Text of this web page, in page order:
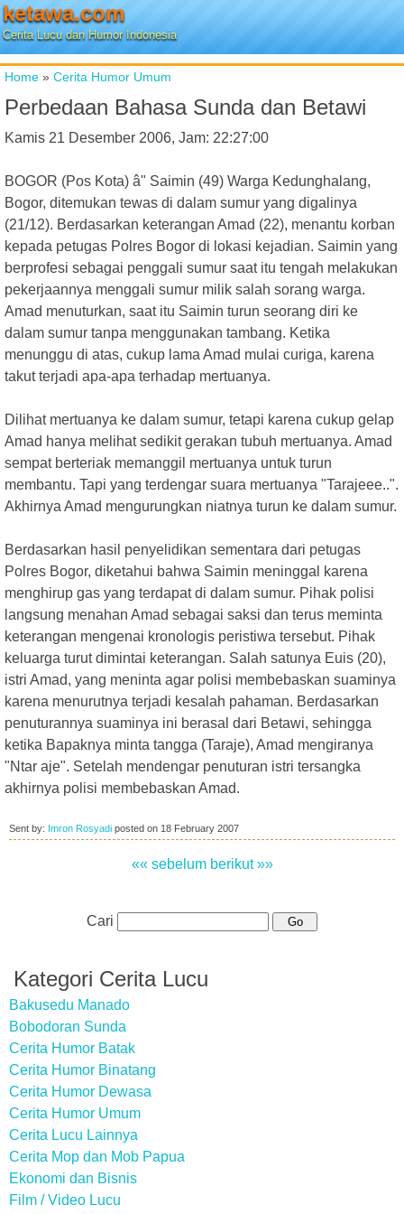
ketawa.com
Cerita Lucu dan Humor Indonesia
Home » Cerita Humor Umum
Perbedaan Bahasa Sunda dan Betawi
Kamis 21 Desember 2006, Jam: 22:27:00
BOGOR (Pos Kota) â" Saimin (49) Warga Kedunghalang,
Bogor, ditemukan tewas di dalam sumur yang digalinya
(21/12). Berdasarkan keterangan Amad (22), menantu korban
kepada petugas Polres Bogor di lokasi kejadian. Saimin yang
berprofesi sebagai penggali sumur saat itu tengah melakukan
pekerjaannya menggali sumur milik salah sorang warga.
Amad menuturkan, saat itu Saimin turun seorang diri ke
dalam sumur tanpa menggunakan tambang. Ketika
menunggu di atas, cukup lama Amad mulai curiga, karena
takut terjadi apa-apa terhadap mertuanya.
Dilihat mertuanya ke dalam sumur, tetapi karena cukup gelap
Amad hanya melihat sedikit gerakan tubuh mertuanya. Amad
sempat berteriak memanggil mertuanya untuk turun
membantu. Tapi yang terdengar suara mertuanya "Tarajeee..".
Akhirnya Amad mengurungkan niatnya turun ke dalam sumur.
Berdasarkan hasil penyelidikan sementara dari petugas
Polres Bogor, diketahui bahwa Saimin meninggal karena
menghirup gas yang terdapat di dalam sumur. Pihak polisi
langsung menahan Amad sebagai saksi dan terus meminta
keterangan mengenai kronologis peristiwa tersebut. Pihak
keluarga turut dimintai keterangan. Salah satunya Euis (20),
istri Amad, yang meninta agar polisi membebaskan suaminya
karena menurutnya terjadi kesalah pahaman. Berdasarkan
penuturannya suaminya ini berasal dari Betawi, sehingga
ketika Bapaknya minta tangga (Taraje), Amad mengiranya
"Ntar aje". Setelah mendengar penuturan istri tersangka
akhirnya polisi membebaskan Amad.
Sent by: Imron Rosyadi posted on 18 February 2007
«« sebelum berikut »»
Cari
Kategori Cerita Lucu
Bakusedu Manado
Bobodoran Sunda
Cerita Humor Batak
Cerita Humor Binatang
Cerita Humor Dewasa
Cerita Humor Umum
Cerita Lucu Lainnya
Cerita Mop dan Mob Papua
Ekonomi dan Bisnis
Film / Video Lucu